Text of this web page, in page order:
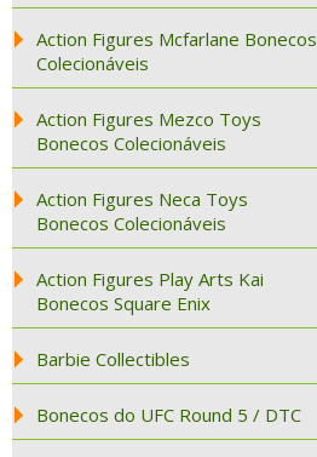
Action Figures Mcfarlane Bonecos
Colecionáveis
Action Figures Mezco Toys
Bonecos Colecionáveis
Action Figures Neca Toys
Bonecos Colecionáveis
Action Figures Play Arts Kai
Bonecos Square Enix
Barbie Collectibles
Bonecos do UFC Round 5 / DTC